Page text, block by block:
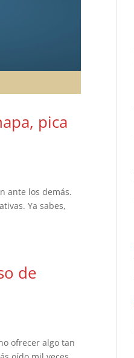
pica
ante los demás.
Ya sabes,
de
ofrecer algo tan